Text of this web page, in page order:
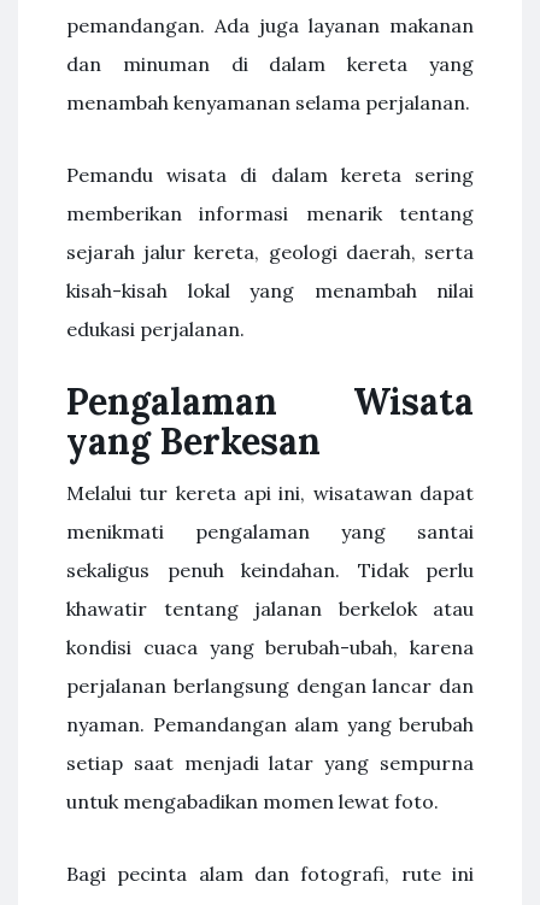
pemandangan. Ada juga layanan makanan
dan minuman di dalam kereta yang
menambah kenyamanan selama perjalanan.
Pemandu wisata di dalam kereta sering
memberikan informasi menarik tentang
sejarah jalur kereta, geologi daerah, serta
kisah-kisah lokal yang menambah nilai
edukasi perjalanan.
Pengalaman Wisata
yang Berkesan
Melalui tur kereta api ini, wisatawan dapat
menikmati pengalaman yang santai
sekaligus penuh keindahan. Tidak perlu
khawatir tentang jalanan berkelok atau
kondisi cuaca yang berubah-ubah, karena
perjalanan berlangsung dengan lancar dan
nyaman. Pemandangan alam yang berubah
setiap saat menjadi latar yang sempurna
untuk mengabadikan momen lewat foto.
Bagi pecinta alam dan fotografi, rute ini